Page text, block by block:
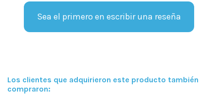
Sea el primero en escribir una reseña
Los clientes que adquirieron este producto también
compraron: